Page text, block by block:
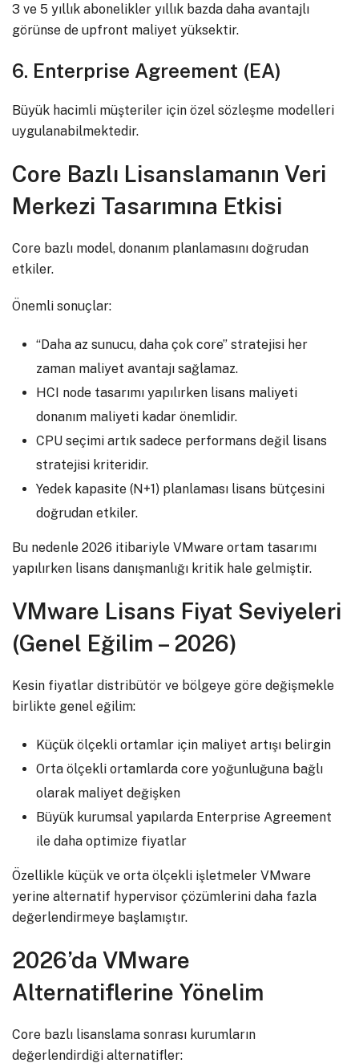
3 ve 5 yıllık abonelikler yıllık bazda daha avantajlı
görünse de upfront maliyet yüksektir.
6. Enterprise Agreement (EA)
Büyük hacimli müşteriler için özel sözleşme modelleri
uygulanabilmektedir.
Core Bazlı Lisanslamanın Veri
Merkezi Tasarımına Etkisi
Core bazlı model, donanım planlamasını doğrudan
etkiler.
Önemli sonuçlar:
“Daha az sunucu, daha çok core” stratejisi her
zaman maliyet avantajı sağlamaz.
HCI node tasarımı yapılırken lisans maliyeti
donanım maliyeti kadar önemlidir.
CPU seçimi artık sadece performans değil lisans
stratejisi kriteridir.
Yedek kapasite (N+1) planlaması lisans bütçesini
doğrudan etkiler.
Bu nedenle 2026 itibariyle VMware ortam tasarımı
yapılırken lisans danışmanlığı kritik hale gelmiştir.
VMware Lisans Fiyat Seviyeleri
(Genel Eğilim – 2026)
Kesin fiyatlar distribütör ve bölgeye göre değişmekle
birlikte genel eğilim:
Küçük ölçekli ortamlar için maliyet artışı belirgin
Orta ölçekli ortamlarda core yoğunluğuna bağlı
olarak maliyet değişken
Büyük kurumsal yapılarda Enterprise Agreement
ile daha optimize fiyatlar
Özellikle küçük ve orta ölçekli işletmeler VMware
yerine alternatif hypervisor çözümlerini daha fazla
değerlendirmeye başlamıştır.
2026’da VMware
Alternatiflerine Yönelim
Core bazlı lisanslama sonrası kurumların
değerlendirdiği alternatifler: